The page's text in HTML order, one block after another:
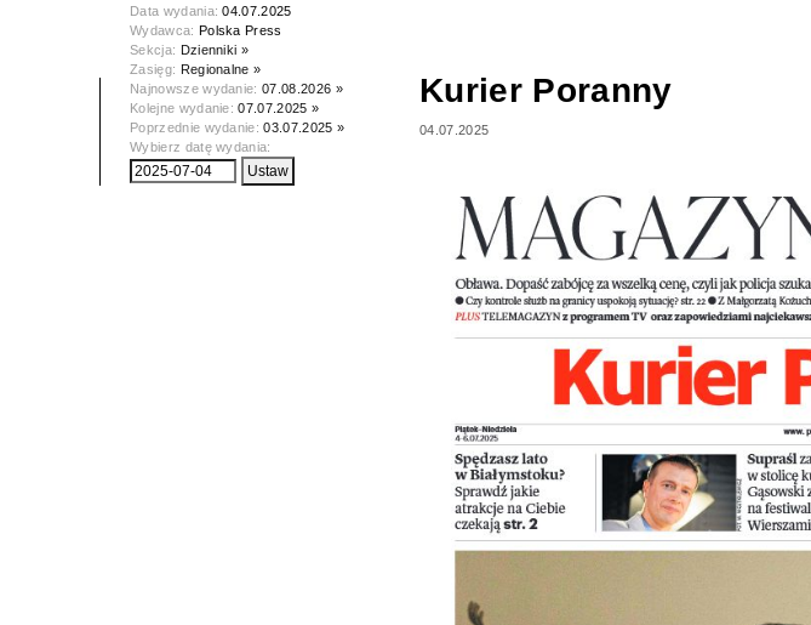
Data wydania:04.07.2025
Wydawca: Polska Press
Sekcja: Dzienniki »
Zasięg: Regionalne »
Najnowsze wydanie:07.08.2026 »
Kolejne wydanie:07.07.2025 »
Poprzednie wydanie:03.07.2025 »
Wybierz datę wydania:
Kurier Poranny
04.07.2025